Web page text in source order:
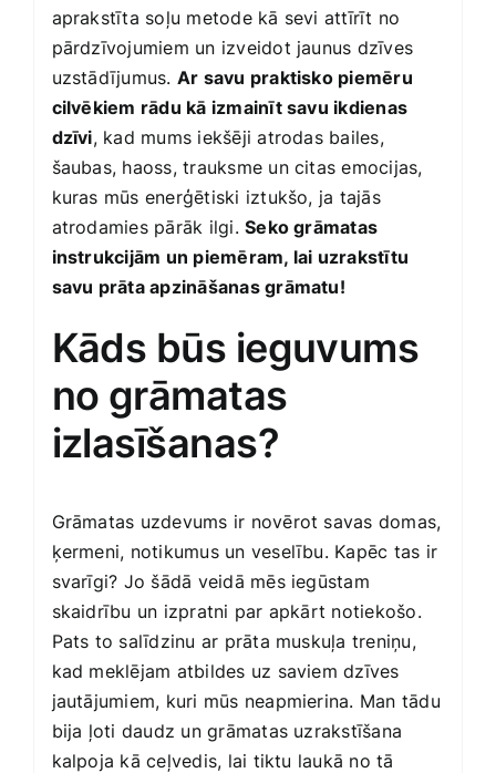
aprakstīta soļu metode kā sevi attīrīt no
pārdzīvojumiem un izveidot jaunus dzīves
uzstādījumus. Ar savu praktisko piemēru
cilvēkiem rādu kā izmainīt savu ikdienas
dzīvi, kad mums iekšēji atrodas bailes,
šaubas, haoss, trauksme un citas emocijas,
kuras mūs enerģētiski iztukšo, ja tajās
atrodamies pārāk ilgi.Seko grāmatas
instrukcijām un piemēram, lai uzrakstītu
savu prāta apzināšanas grāmatu!
Kāds būs ieguvums
no grāmatas
izlasīšanas?
Grāmatas uzdevums ir novērot savas domas,
ķermeni, notikumus un veselību. Kapēc tas ir
svarīgi? Jo šādā veidā mēs iegūstam
skaidrību un izpratni par apkārt notiekošo.
Pats to salīdzinu ar prāta muskuļa treniņu,
kad meklējam atbildes uz saviem dzīves
jautājumiem, kuri mūs neapmierina. Man tādu
bija ļoti daudz un grāmatas uzrakstīšana
kalpoja kā ceļvedis, lai tiktu laukā no tā